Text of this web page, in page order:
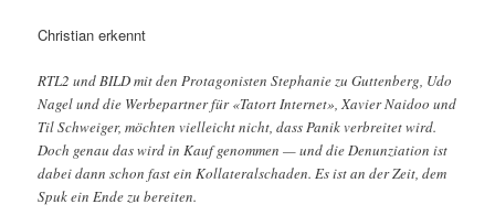
Christian erkennt
RTL2 und BILD mit den Protagonisten Stephanie zu Guttenberg, Udo
Nagel und die Werbepartner für «Tatort Internet», Xavier Naidoo und
Til Schweiger, möchten vielleicht nicht, dass Panik verbreitet wird.
Doch genau das wird in Kauf genommen — und die Denunziation ist
dabei dann schon fast ein Kollateralschaden. Es ist an der Zeit, dem
Spuk ein Ende zu bereiten.